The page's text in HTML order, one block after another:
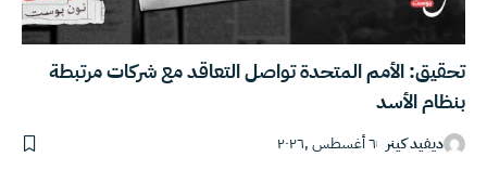
تحقيق: الأمم المتحدة تواصل التعاقد مع شركات مرتبطة
بنظام الأسد
ديفيد كينر ٦ أغسطس ,٢٠٢٦